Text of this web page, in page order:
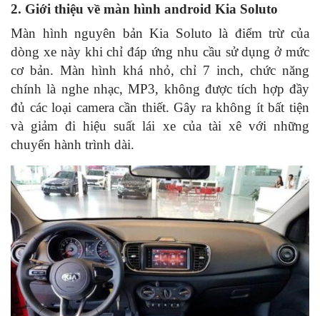
2. Giới thiệu về màn hình android Kia Soluto
Màn hình nguyên bản Kia Soluto là điểm trừ của
dòng xe này khi chỉ đáp ứng nhu cầu sử dụng ở mức
cơ bản. Màn hình khá nhỏ, chỉ 7 inch, chức năng
chính là nghe nhạc, MP3, không được tích hợp đầy
đủ các loại camera cần thiết. Gây ra không ít bất tiện
và giảm đi hiệu suất lái xe của tài xê với những
chuyến hành trình dài.